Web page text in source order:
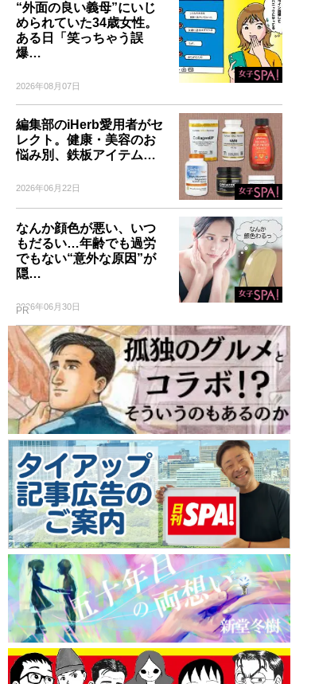
“外面の良い義母”にいじ
められていた34歳女性。
ある日「笑っちゃう誤
爆…
2026年08月07日
編集部のiHerb愛用者がセ
レクト。健康・美容のお
悩み別、鉄板アイテム…
2026年06月22日
なんか顔色が悪い、いつ
もだるい…年齢でも過労
でもない“意外な原因”が
隠…
2026年06月30日
PR